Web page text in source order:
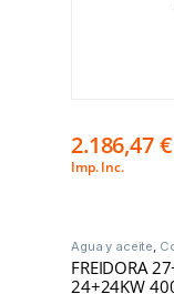
2.186,47€
Imp. Inc.
Agua y aceite
FREIDORA
24+24KW